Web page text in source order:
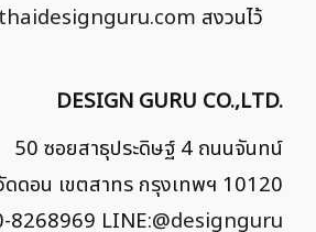
thaidesignguru.com สงวนไว้
DESIGN GURU CO.,LTD.
50 ซอยสาธุประดิษฐ์ 4 ถนนจันทน์
ดดอน เขตสาทร กรุงเทพฯ 10120
8268969 LINE:@designguru